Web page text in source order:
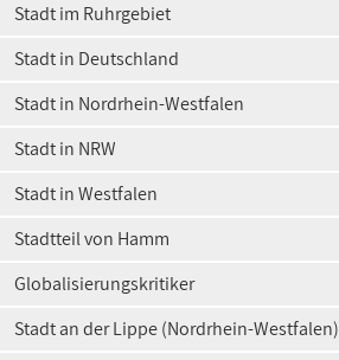
Stadt im Ruhrgebiet
Stadt in Deutschland
Stadt in Nordrhein-Westfalen
Stadt in NRW
Stadt in Westfalen
Stadtteil von Hamm
Globalisierungskritiker
Stadt an der Lippe (Nordrhein-Westfalen)